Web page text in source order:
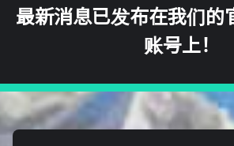
最新消息已发布在我们的
账号上！